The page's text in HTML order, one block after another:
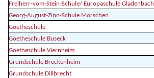
Freiherr-vom-Stein-Schule/ Europaschule Gladenbach
Georg-August-Zinn-Schule Morschen
Goetheschule
Goetheschule Buseck
Goetheschule Viernheim
Grundschule Breckenheim
Grundschule Dillbrecht